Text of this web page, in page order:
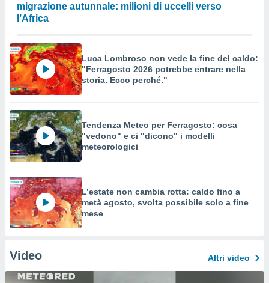
migrazione autunnale: milioni di uccelli verso
l’Africa
Luca Lombroso non vede la fine del caldo:
"Ferragosto 2026 potrebbe entrare nella
storia. Ecco perché."
Tendenza Meteo per Ferragosto: cosa
"vedono" e ci "dicono" i modelli
meteorologici
L’estate non cambia rotta: caldo fino a
metà agosto, svolta possibile solo a fine
mese
Video Altri video